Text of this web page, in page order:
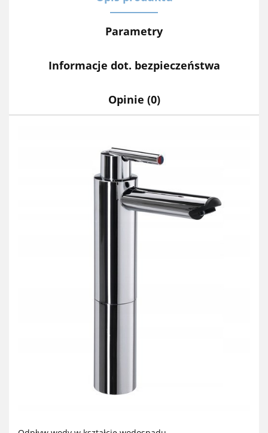
Parametry
Informacje dot. bezpieczeństwa
Opinie (0)